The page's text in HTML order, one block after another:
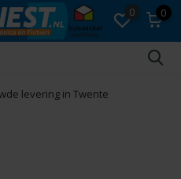
0 0
advies